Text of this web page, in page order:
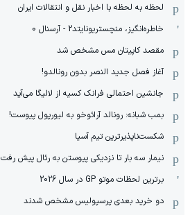
لحظه به لحظه با اخبار نقل و انتقالات ایران
خاطره‌انگیز، منچستریونایتد2 - آرسنال 0
مقصد کاپیتان مس مشخص شد
آغاز فصل جدید النصر بدون رونالدو!
جانشین احتمالی فرانک کسیه از لالیگا می‌آید
بمب شبانه: رونالد آرائوخو به لیورپول پیوست!
شکست‌ناپذیرترین تیم آسیا
نیمار سه بار تا نزدیکی پیوستن به رئال پیش رفت
برترین لحظات موتو GP در سال 2026
دو خرید بعدی پرسپولیس مشخص شدند